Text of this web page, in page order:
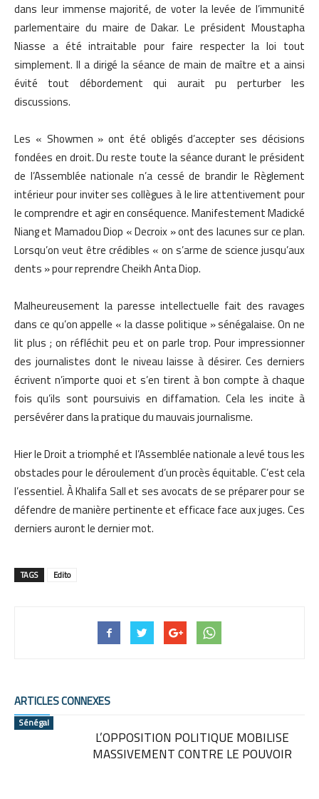
dans leur immense majorité, de voter la levée de l’immunité
parlementaire du maire de Dakar. Le président Moustapha
Niasse a été intraitable pour faire respecter la loi tout
simplement. Il a dirigé la séance de main de maître et a ainsi
évité tout débordement qui aurait pu perturber les
discussions.
Les « Showmen » ont été obligés d’accepter ses décisions
fondées en droit. Du reste toute la séance durant le président
de l’Assemblée nationale n’a cessé de brandir le Règlement
intérieur pour inviter ses collègues à le lire attentivement pour
le comprendre et agir en conséquence. Manifestement Madické
Niang et Mamadou Diop « Decroix » ont des lacunes sur ce plan.
Lorsqu’on veut être crédibles « on s’arme de science jusqu’aux
dents » pour reprendre Cheikh Anta Diop.
Malheureusement la paresse intellectuelle fait des ravages
dans ce qu’on appelle « la classe politique » sénégalaise. On ne
lit plus ; on réfléchit peu et on parle trop. Pour impressionner
des journalistes dont le niveau laisse à désirer. Ces derniers
écrivent n’importe quoi et s’en tirent à bon compte à chaque
fois qu’ils sont poursuivis en diffamation. Cela les incite à
persévérer dans la pratique du mauvais journalisme.
Hier le Droit a triomphé et l’Assemblée nationale a levé tous les
obstacles pour le déroulement d’un procès équitable. C’est cela
l’essentiel. À Khalifa Sall et ses avocats de se préparer pour se
défendre de manière pertinente et efficace face aux juges. Ces
derniers auront le dernier mot.
TAGS Edito
ARTICLES CONNEXES
Sénégal
L’OPPOSITION POLITIQUE MOBILISE
MASSIVEMENT CONTRE LE POUVOIR